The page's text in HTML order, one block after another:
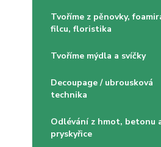
Tvoříme z pěnovky,
filcu, floristika
Tvoříme mýdla a svíčky
Decoupage / ubrousková
technika
Odlévání z hmot, betonu
pryskyřice